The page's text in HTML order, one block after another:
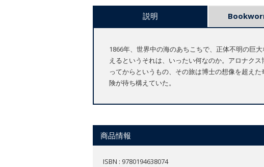
説明
1866年、世界中の海のあちこちで、正体不明の巨
えるというそれは、いったい何なのか。アロナク
ってからというもの、その旅は博士の想像を超え
険が待ち構えていた。
商品情報
ISBN : 9780194638074